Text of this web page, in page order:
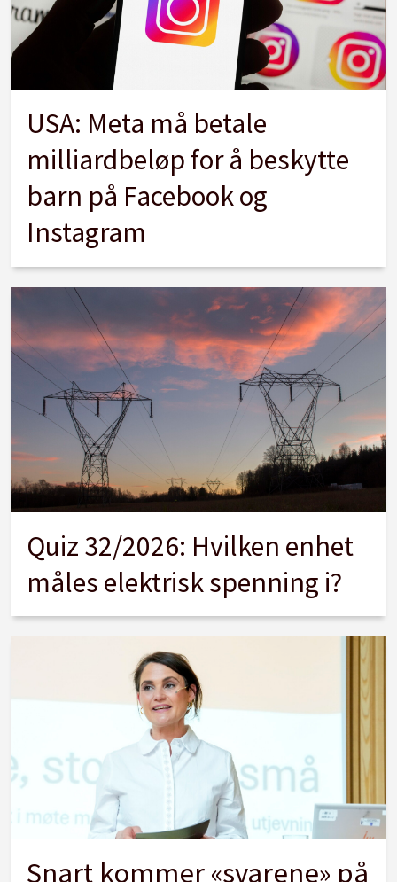
USA: Meta må betale
milliardbeløp for å beskytte
barn på Facebook og
Instagram
Quiz 32/2026: Hvilken enhet
måles elektrisk spenning i?
Snart kommer «svarene» på